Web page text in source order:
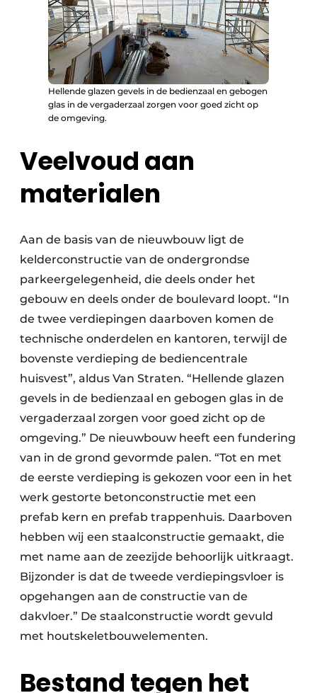
Hellende glazen gevels in de bedienzaal en gebogen
glas in de vergaderzaal zorgen voor goed zicht op
de omgeving.
Veelvoud aan
materialen
Aan de basis van de nieuwbouw ligt de
kelderconstructie van de ondergrondse
parkeergelegenheid, die deels onder het
gebouw en deels onder de boulevard loopt. “In
de twee verdiepingen daarboven komen de
technische onderdelen en kantoren, terwijl de
bovenste verdieping de bediencentrale
huisvest”, aldus Van Straten. “Hellende glazen
gevels in de bedienzaal en gebogen glas in de
vergaderzaal zorgen voor goed zicht op de
omgeving.” De nieuwbouw heeft een fundering
van in de grond gevormde palen. “Tot en met
de eerste verdieping is gekozen voor een in het
werk gestorte betonconstructie met een
prefab kern en prefab trappenhuis. Daarboven
hebben wij een staalconstructie gemaakt, die
met name aan de zeezijde behoorlijk uitkraagt.
Bijzonder is dat de tweede verdiepingsvloer is
opgehangen aan de constructie van de
dakvloer.” De staalconstructie wordt gevuld
met houtskeletbouwelementen.
Bestand tegen het